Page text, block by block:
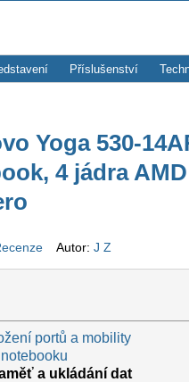
Příslušenství
Yoga 530-
4 jádra
Autor: J Z
portů a mobility
a ukládání dat